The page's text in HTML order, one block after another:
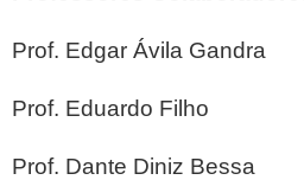
Prof. Edgar Ávila Gandra
Prof. Eduardo Filho
Prof. Dante Diniz Bessa